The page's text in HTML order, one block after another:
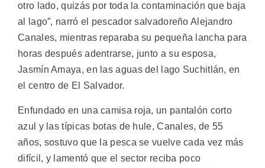
otro lado, quizás por toda la contaminación que baja
al lago”, narró el pescador salvadoreño Alejandro
Canales, mientras reparaba su pequeña lancha para
horas después adentrarse, junto a su esposa,
Jasmín Amaya, en las aguas del lago Suchitlán, en
el centro de El Salvador.
Enfundado en una camisa roja, un pantalón corto
azul y las típicas botas de hule, Canales, de 55
años, sostuvo que la pesca se vuelve cada vez más
difícil, y lamentó que el sector reciba poco